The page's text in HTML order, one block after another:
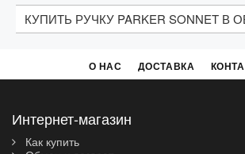
КУПИТЬ РУЧКУ PARKER SONNET В
Джордж Саффорд Паркер (George
1888 году в Джейнсвилле, штат
бренда.
В линейке всех товаров, именно
О НАС ДОСТАВКА
Интернет-магазин
Как купить